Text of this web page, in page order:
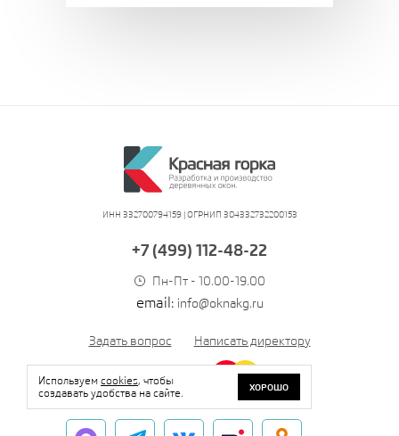
Используем cookies, чтобы
создавать удобства на сайте.
ХОРОШО
ИНН 332700794159 | ОГРНИП 304332732200153
+7 (499) 112-48-22
Пн-Пт - 10.00-19.00
email: info@oknakg.ru
Написать директору
Задать вопрос